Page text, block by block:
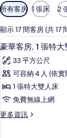
可
用
的
客
房
篩
選
條
所有客房 1 張床 2
顯示 17 間客房 (共 17
顯
示
豪
華
客
1
6
豪華客房, 1 張特
33 平方公尺
可容納 4 人 (依
1 張特大雙人床
免費無線上網
更多資訊
更